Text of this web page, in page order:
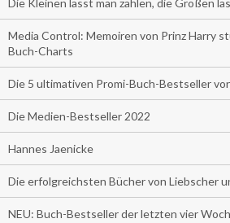
Media Control: Memoiren von Prinz Harry
Buch-Charts
Die 5 ultimativen Promi-Buch-Bestseller
Die Medien-Bestseller 2022
Hannes Jaenicke
Die erfolgreichsten Bücher von Liebscher
NEU: Buch-Bestseller der letzten vier